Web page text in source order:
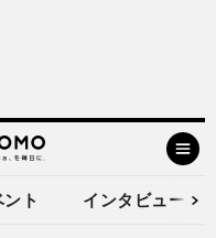
ト インタビュー